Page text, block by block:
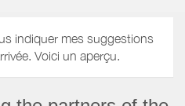
indiquer mes suggestions
Voici un aperçu.